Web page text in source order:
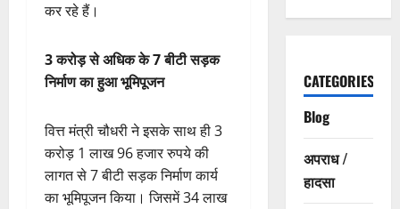
कर रहे हैं।
3 करोड़ से अधिक के 7 बीटी सड़क
निर्माण का हुआ भूमिपूजन
वित्त मंत्री चौधरी ने इसके साथ ही 3
करोड़ 1 लाख 96 हजार रुपये की
लागत से 7 बीटी सड़क निर्माण कार्य
का भूमिपूजन किया। जिसमें 34 लाख
CATEGORIES
Blog
अपराध /
हादसा